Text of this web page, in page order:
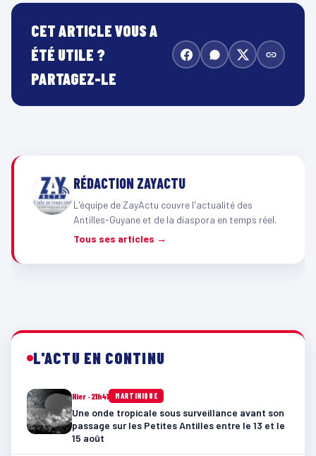
CET ARTICLE VOUS A
ÉTÉ UTILE ?
PARTAGEZ-LE
RÉDACTION ZAYACTU
L'équipe de ZayActu couvre l'actualité des
Antilles-Guyane et de la diaspora en temps réel.
Tous ses articles →
L'ACTU EN CONTINU
Hier · 21h41 MARTINIQUE
Une onde tropicale sous surveillance avant son
passage sur les Petites Antilles entre le 13 et le
15 août